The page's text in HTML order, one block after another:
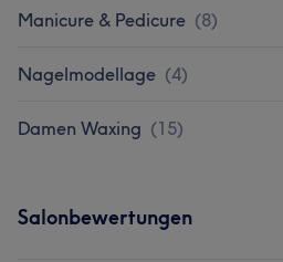
Manicure & Pedicure (8)
Nagelmodellage (4)
Damen Waxing (15)
Salonbewertungen